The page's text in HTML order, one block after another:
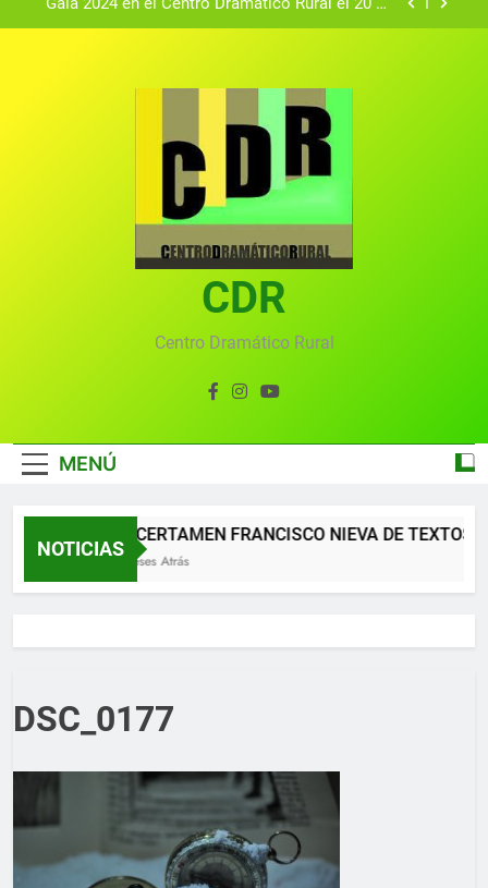
Gala 2024 en el Centro Dramático Rural el 20 de
convocado por el Centro Dramático Rural de Mira
(Cuenca)
Gala anual virtual del Centro Dramático Rural de
Gala del Centro Dramático Rural 2025
Gala 2024 en el Centro Dramático Rural el 20 de
Textos seleccionados en el VI Certamen
Francisco Nieva de piezas breves teatrales
convocado por el Centro Dramático Rural de Mira
Gala anual virtual del Centro Dramático Rural de
CDR
Centro Dramático Rural
MENÚ
NOTICIAS
XII CERTAMEN FRANCISCO NIEVA DE TEXTOS
2 Meses Atrás
DSC_0177